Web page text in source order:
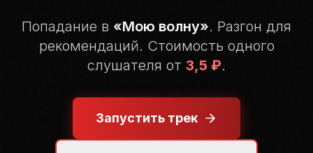
Попадание в «Мою волну». Разгон для
рекомендаций. Стоимость одного
слушателя от 3,5 ₽.
Запустить трек